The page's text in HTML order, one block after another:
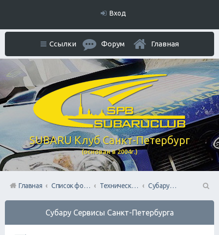
Вход
SUBARU Клуб Санкт-Петербург
(основан в 2004г.)
Ссылки Форум Главная
Главная Список форумов Технический раздел
Субару Cервисы Санкт-Петербурга
П
Субару Cервисы Санкт-Петербурга